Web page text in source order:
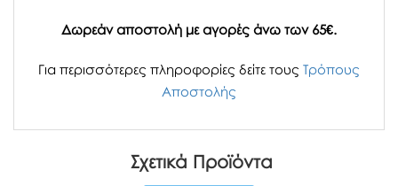
Δωρεάν αποστολή με αγορές άνω των 65€.
Για περισσότερες πληροφορίες δείτε τους Τρόπους
Αποστολής
Σχετικά Προϊόντα